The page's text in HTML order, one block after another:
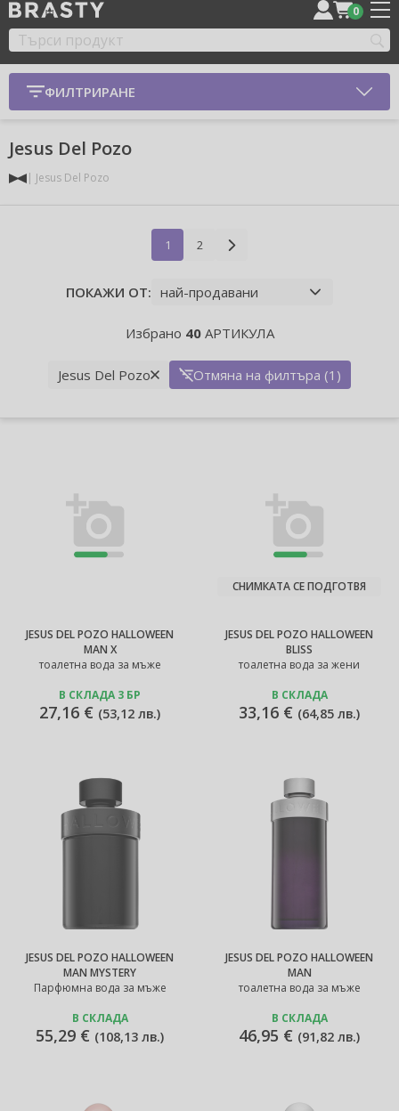
0
ФИЛТРИРАНЕ
Jesus Del Pozo
Jesus Del Pozo
1 2
ПОКАЖИ ОТ:
Избрано 40АРТИКУЛА
Jesus Del Pozo Отмяна на филтъра (1)
JESUS DEL POZO HALLOWEEN
MAN X
тоалетна вода за мъже
В СКЛАДА 3 БР
27,16 € (53,12 лв.)
JESUS DEL POZO HALLOWEEN
BLISS
тоалетна вода за жени
СНИМКАТА СЕ ПОДГОТВЯ
В СКЛАДА
33,16 € (64,85 лв.)
JESUS DEL POZO HALLOWEEN
MAN MYSTERY
Парфюмна вода за мъже
В СКЛАДА
55,29 € (108,13 лв.)
JESUS DEL POZO HALLOWEEN
MAN
тоалетна вода за мъже
В СКЛАДА
46,95 € (91,82 лв.)